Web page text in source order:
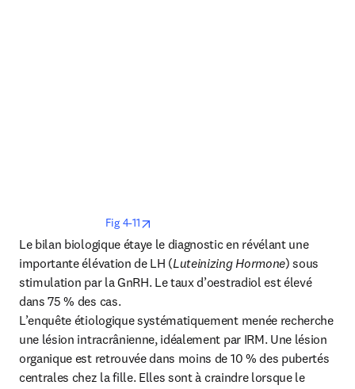
Fig 4-11
Le bilan biologique étaye le diagnostic en révélant une
importante élévation de LH (Luteinizing Hormone) sous
stimulation par la GnRH. Le taux d’oestradiol est élevé
dans 75 % des cas.
L’enquête étiologique systématiquement menée recherche
une lésion intracrânienne, idéalement par IRM. Une lésion
organique est retrouvée dans moins de 10 % des pubertés
centrales chez la fille. Elles sont à craindre lorsque le